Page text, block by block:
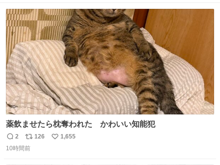
数
薬飲ませたら枕奪われた かわいい知能犯
返
信
2
リ
ポ
126
い
1,655
10時間前